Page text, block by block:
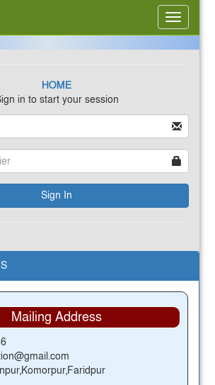
Toggle
HOME
in to start your session
Sign In
Mailing Address